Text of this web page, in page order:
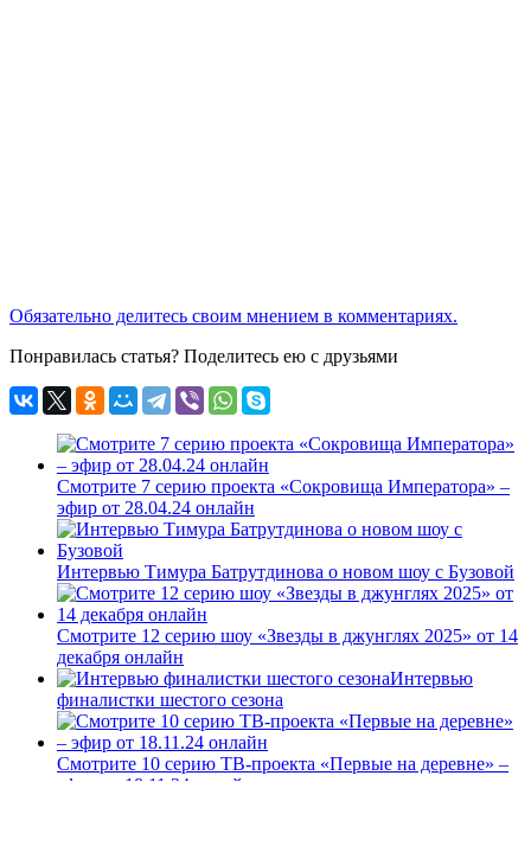
Обязательно делитесь своим мнением в комментариях.
Понравилась статья? Поделитесь ею с друзьями
Смотрите 7 серию проекта «Сокровища Императора» –
эфир от 28.04.24 онлайн
Интервью Тимура Батрутдинова о новом шоу с Бузовой
Смотрите 12 серию шоу «Звезды в джунглях 2025» от 14
декабря онлайн
Интервью
финалистки шестого сезона
Смотрите 10 серию ТВ-проекта «Первые на деревне» –
эфир от 18.11.24 онлайн